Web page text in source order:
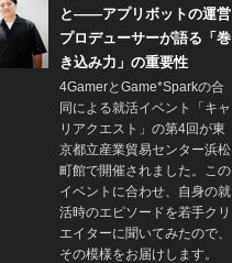
と――アプリボットの運営
プロデューサーが語る「巻
き込み力」の重要性
4GamerとGame*Sparkの合
同による就活イベント「キャ
リアクエスト」の第4回が東
京都立産業貿易センター浜松
町館で開催されました。この
イベントに合わせ、自身の就
活時のエピソードを若手クリ
エイターに聞いてみたので、
その模様をお届けします。